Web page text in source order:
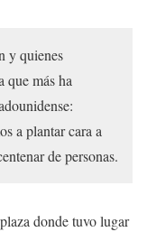
y quienes
que más ha
a plantar cara a
de personas.
donde tuvo lugar